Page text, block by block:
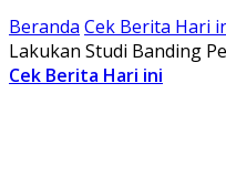
Beranda Cek Berita Hari
Lakukan Studi Banding
Cek Berita Hari ini